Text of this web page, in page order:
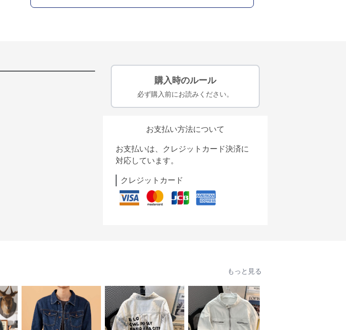
購入時のルール
必ず購入前にお読みください。
お支払い方法について
お支払いは、クレジットカード決済に
対応しています。
クレジットカード
もっと見る